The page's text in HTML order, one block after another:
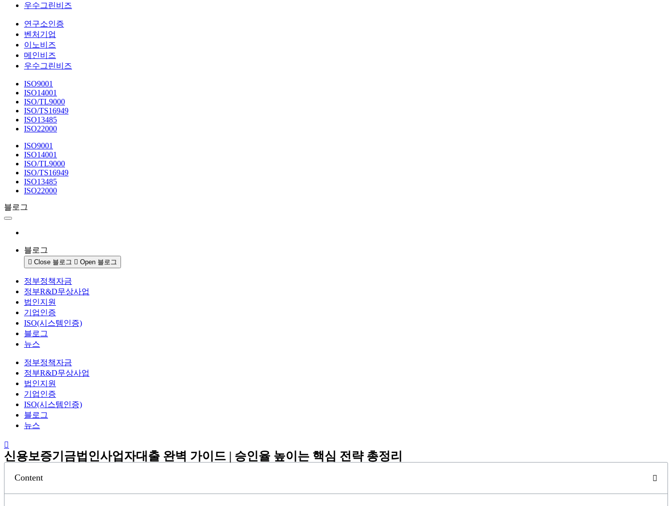
우수그린비즈
연구소인증
벤처기업
이노비즈
메인비즈
우수그린비즈
ISO9001
ISO14001
ISO/TL9000
ISO/TS16949
ISO13485
ISO22000
ISO9001
ISO14001
ISO/TL9000
ISO/TS16949
ISO13485
ISO22000
블로그
블로그
Close 블로그 Open 블로그
정부정책자금
정부R&D무상사업
법인지원
기업인증
ISO(시스템인증)
블로그
뉴스
정부정책자금
정부R&D무상사업
법인지원
기업인증
ISO(시스템인증)
블로그
뉴스
신용보증기금법인사업자대출 완벽 가이드 | 승인율 높이는 핵심 전략 총정리
Content